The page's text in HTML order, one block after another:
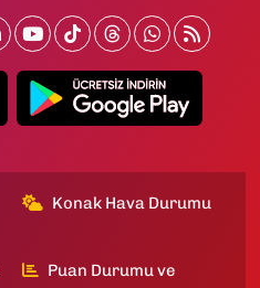
Konak Hava Durumu
Puan Durumu ve